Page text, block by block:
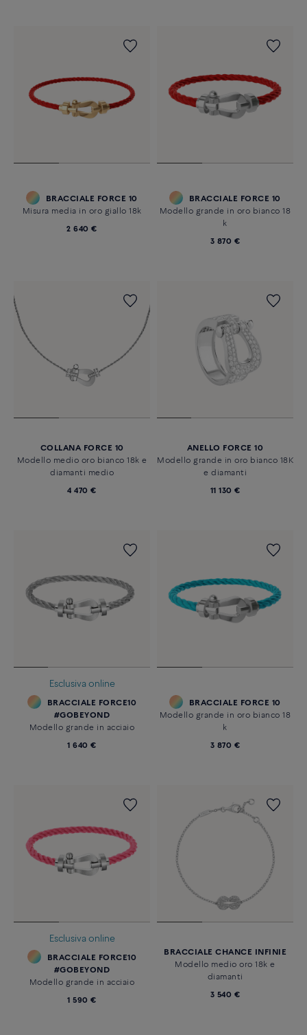
BRACCIALE FORCE 10
Misura media in oro giallo 18k
2 640 €
BRACCIALE FORCE 10
Modello grande in oro bianco 18
k
3 870 €
COLLANA FORCE 10
Modello medio oro bianco 18k e
diamanti medio
4 470 €
ANELLO FORCE 10
Modello grande in oro bianco 18K
e diamanti
11 130 €
Esclusiva online
BRACCIALE FORCE10
#GOBEYOND
Modello grande in acciaio
1 640 €
BRACCIALE FORCE 10
Modello grande in oro bianco 18
k
3 870 €
Esclusiva online
BRACCIALE FORCE10
#GOBEYOND
Modello grande in acciaio
1 590 €
BRACCIALE CHANCE INFINIE
Modello medio oro 18k e
diamanti
3 540 €